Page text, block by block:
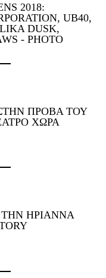
2018:
UB40,
DUSK,
- PHOTO
ΠΡΌΒΑ ΤΟΥ
ΧΏΡΑ
ΤΗΝ ΗΡΙΆΝΝΑ